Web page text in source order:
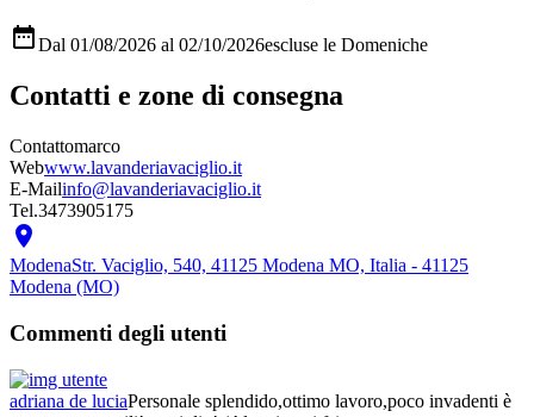
Dal 01/08/2026 al 02/10/2026escluse le Domeniche
Contatti e zone di consegna
Contattomarco
Webwww.lavanderiavaciglio.it
E-Mailinfo@lavanderiavaciglio.it
Tel.3473905175

ModenaStr. Vaciglio, 540, 41125 Modena MO, Italia - 41125
Modena (MO)
Commenti degli utenti
adriana de luciaPersonale splendido,ottimo lavoro,poco invadenti è